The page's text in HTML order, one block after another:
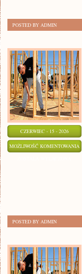
POSTED BY ADMIN
CZERWIEC - 15 - 2026
MOŻLIWOŚĆ KOMENTOWANIA
POSTED BY ADMIN